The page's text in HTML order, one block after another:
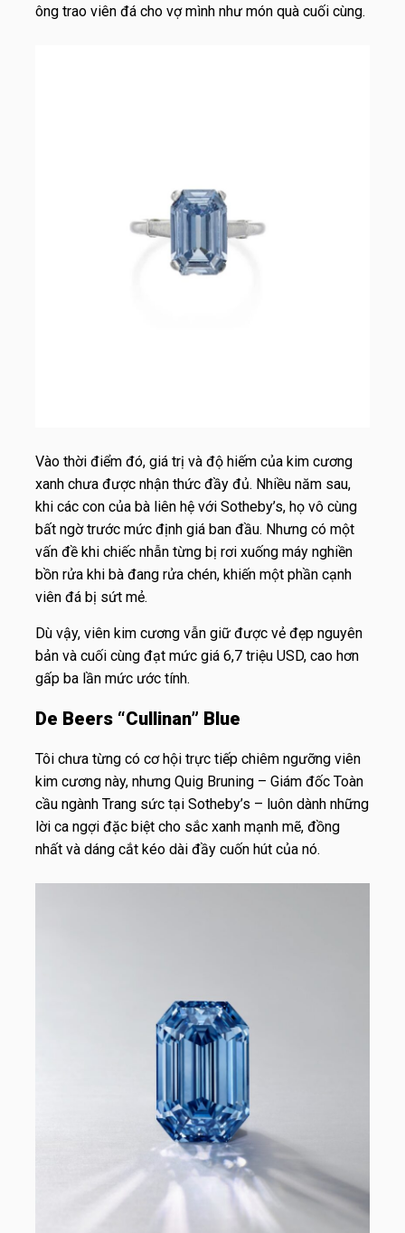
ông trao viên đá cho vợ mình như món quà cuối cùng.
Vào thời điểm đó, giá trị và độ hiếm của kim cương
xanh chưa được nhận thức đầy đủ. Nhiều năm sau,
khi các con của bà liên hệ với Sotheby’s, họ vô cùng
bất ngờ trước mức định giá ban đầu. Nhưng có một
vấn đề khi chiếc nhẫn từng bị rơi xuống máy nghiền
bồn rửa khi bà đang rửa chén, khiến một phần cạnh
viên đá bị sứt mẻ.
Dù vậy, viên kim cương vẫn giữ được vẻ đẹp nguyên
bản và cuối cùng đạt mức giá 6,7 triệu USD, cao hơn
gấp ba lần mức ước tính.
De Beers “Cullinan” Blue
Tôi chưa từng có cơ hội trực tiếp chiêm ngưỡng viên
kim cương này, nhưng Quig Bruning – Giám đốc Toàn
cầu ngành Trang sức tại Sotheby’s – luôn dành những
lời ca ngợi đặc biệt cho sắc xanh mạnh mẽ, đồng
nhất và dáng cắt kéo dài đầy cuốn hút của nó.